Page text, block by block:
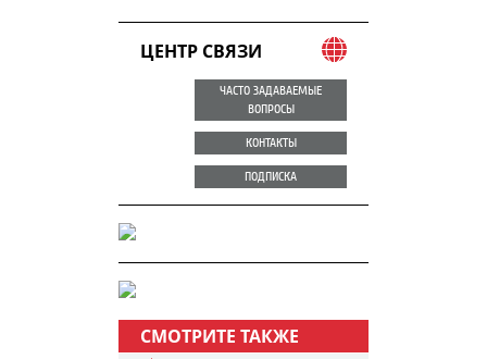
ЦЕНТР СВЯЗИ
ЧАСТО ЗАДАВАЕМЫЕ
ВОПРОСЫ
КОНТАКТЫ
ПОДПИСКА
СМОТРИТЕ ТАКЖЕ